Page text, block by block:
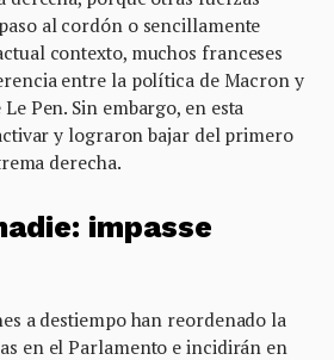
al cordón o sencillamente
contexto, muchos franceses
entre la política de Macron y
Pen. Sin embargo, en esta
y lograron bajar del primero
derecha.
impasse
a destiempo han reordenado la
en el Parlamento e incidirán en